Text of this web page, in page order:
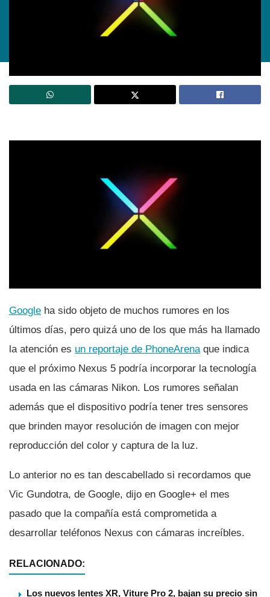
Google ha sido objeto de muchos rumores en los
últimos dí­as, pero quizá uno de los que más ha llamado
la atención es un reportaje de PhoneArenaque indica
que el próximo Nexus 5 podrí­a incorporar la tecnologí­a
usada en las cámaras Nikon. Los rumores señalan
además que el dispositivo podrí­a tener tres sensores
que brinden mayor resolución de imagen con mejor
reproducción del color y captura de la luz.
Lo anterior no es tan descabellado si recordamos que
Vic Gundotra, de Google, dijo en Google+ el mes
pasado que la compañí­a está comprometida a
desarrollar teléfonos Nexus con cámaras increí­bles.
RELACIONADO:
Los nuevos lentes XR, Viture Pro 2, bajan su precio sin